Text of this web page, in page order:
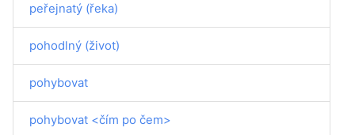
peřejnatý (řeka)
pohodlný (život)
pohybovat
pohybovat <čím po čem>